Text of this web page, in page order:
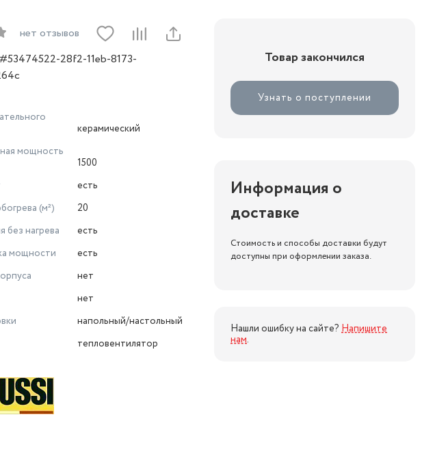
нет отзывов
28f2-11eb-8173-
керамический
мощность
1500
есть
(м²)
20
без нагрева
есть
мощности
есть
нет
нет
напольный/настольный
тепловентилятор
Товар закончился
Узнать о поступлении
Информация о
доставке
Стоимость и способы доставки будут
доступны при оформлении заказа.
Нашли ошибку на сайте? Напишите
нам.